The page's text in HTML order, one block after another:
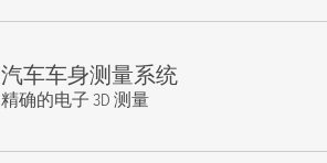
汽车车身测量系统
精确的电子 3D 测量